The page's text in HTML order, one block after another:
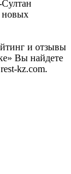
новых
и отзывы
Вы найдете
kz.com.